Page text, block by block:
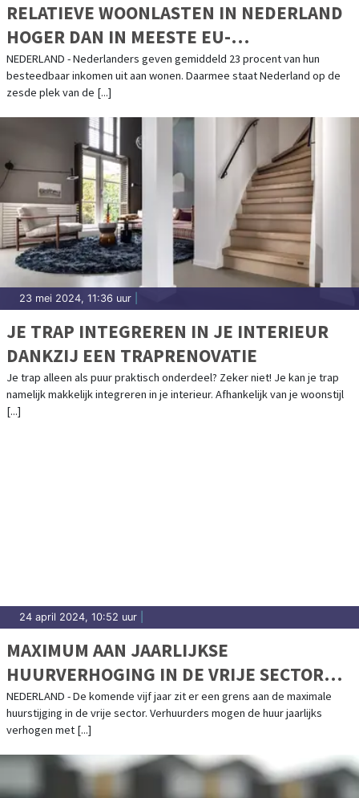
RELATIEVE WOONLASTEN IN NEDERLAND
HOGER DAN IN MEESTE EU-
LANDENWONEN
NEDERLAND - Nederlanders geven gemiddeld 23 procent van hun
besteedbaar inkomen uit aan wonen. Daarmee staat Nederland op de
zesde plek van de [...]
23 mei 2024, 11:36 uur
JE TRAP INTEGREREN IN JE INTERIEUR
DANKZIJ EEN TRAPRENOVATIE
Je trap alleen als puur praktisch onderdeel? Zeker niet! Je kan je trap
namelijk makkelijk integreren in je interieur. Afhankelijk van je woonstijl
[...]
24 april 2024, 10:52 uur
MAXIMUM AAN JAARLIJKSE
HUURVERHOGING IN DE VRIJE SECTOR
BLIJFT GELDEN TOT 1 MEI 2029
NEDERLAND - De komende vijf jaar zit er een grens aan de maximale
huurstijging in de vrije sector. Verhuurders mogen de huur jaarlijks
verhogen met [...]